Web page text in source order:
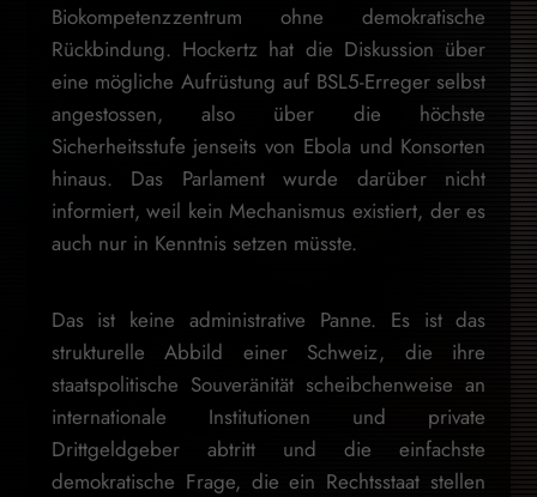
Biokompetenzzentrum ohne demokratische
Rückbindung. Hockertz hat die Diskussion über
eine mögliche Aufrüstung auf BSL5-Erreger selbst
angestossen, also über die höchste
Sicherheitsstufe jenseits von Ebola und Konsorten
hinaus. Das Parlament wurde darüber nicht
informiert, weil kein Mechanismus existiert, der es
auch nur in Kenntnis setzen müsste.
Das ist keine administrative Panne. Es ist das
strukturelle Abbild einer Schweiz, die ihre
staatspolitische Souveränität scheibchenweise an
internationale Institutionen und private
Drittgeldgeber abtritt und die einfachste
demokratische Frage, die ein Rechtsstaat stellen